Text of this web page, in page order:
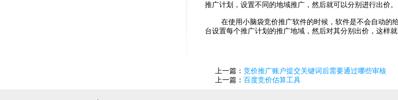
推广计划，设置不同的地域推广，然后就可以分别进行出价。
在使用小脑袋竞价推广软件的时候，软件是不会自动的
台设置每个推广计划的推广地域，然后对其分别出价，这样
上一篇： 竞价推广账户提交关键词后需要通过哪些审核
上一篇： 百度竞价估算工具